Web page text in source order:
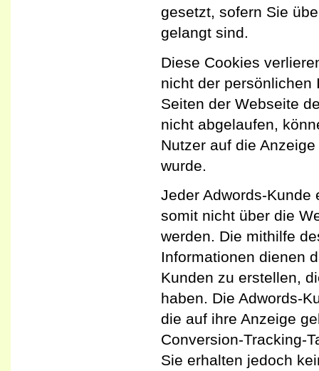
gesetzt, sofern Sie
gelangt sind.
Diese Cookies
nicht der persönlichen
Seiten der Webseite
nicht abgelaufen,
Nutzer auf die
wurde.
Jeder Adwords-Kunde
somit nicht über die
werden. Die mithilfe
Informationen dienen
Kunden zu erstellen,
haben. Die Adwords-
die auf ihre Anzeige
Conversion-Tracking-
Sie erhalten jedoch